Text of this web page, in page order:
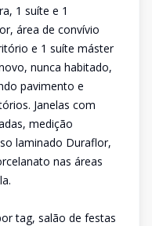
1 suíte e 1
área de convívio
e 1 suíte máster
nunca habitado,
pavimento e
Janelas com
medição
laminado Duraflor,
nas áreas
tag, salão de festas